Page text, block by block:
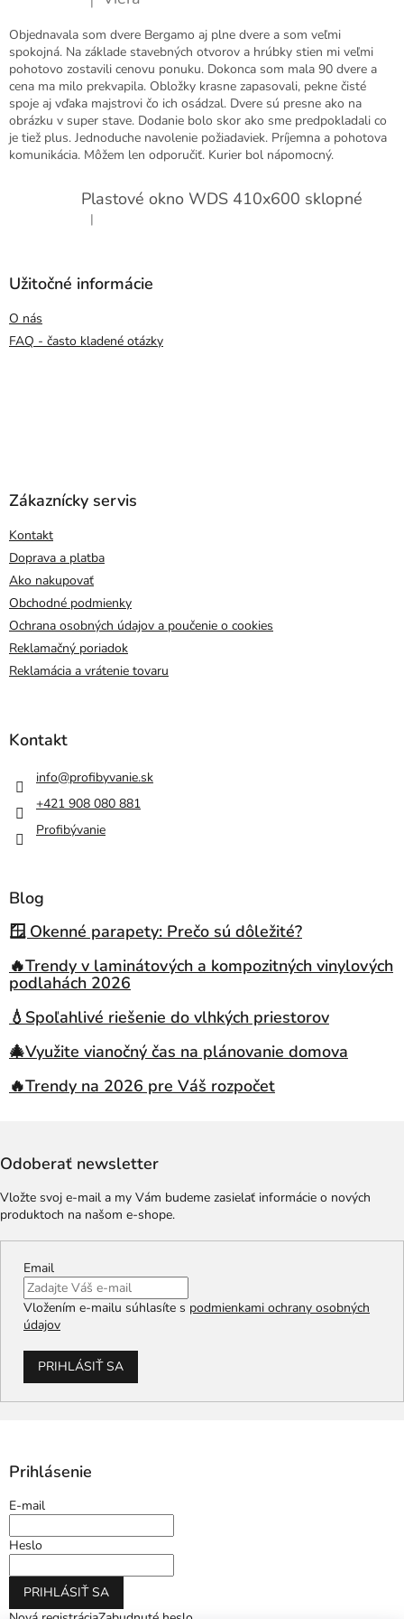
u
Hodnotenie produktu je 5 z 5 hviezdičiek.
Objednavala som dvere Bergamo aj plne dvere a som veľmi
spokojná. Na základe stavebných otvorov a hrúbky stien mi veľmi
pohotovo zostavili cenovu ponuku. Dokonca som mala 90 dvere a
cena ma milo prekvapila. Obložky krasne zapasovali, pekne čisté
spoje aj vďaka majstrovi čo ich osádzal. Dvere sú presne ako na
obrázku v super stave. Dodanie bolo skor ako sme predpokladali co
je tiež plus. Jednoduche navolenie požiadaviek. Príjemna a pohotova
komunikácia. Môžem len odporučiť. Kurier bol nápomocný.
Plastové okno WDS 410x600 sklopné
Hodnotenie produktu je 5 z 5 hviezdičiek.
|
Užitočné informácie
O nás
FAQ - často kladené otázky
Zákaznícky servis
Kontakt
Doprava a platba
Ako nakupovať
Obchodné podmienky
Ochrana osobných údajov a poučenie o cookies
Reklamačný poriadok
Reklamácia a vrátenie tovaru
Kontakt
info@profibyvanie.sk
+421 908 080 881
Profibývanie
Blog
🪟 Okenné parapety: Prečo sú dôležité?
🔥Trendy v laminátových a kompozitných vinylových
podlahách 2026
💧Spoľahlivé riešenie do vlhkých priestorov
🎄Využite vianočný čas na plánovanie domova
🔥Trendy na 2026 pre Váš rozpočet
Odoberať newsletter
Vložte svoj e-mail a my Vám budeme zasielať informácie o nových
produktoch na našom e-shope.
Email
Vložením e-mailu súhlasíte s podmienkami ochrany osobných
údajov
PRIHLÁSIŤ SA
Prihlásenie
E-mail
Heslo
PRIHLÁSIŤ SA